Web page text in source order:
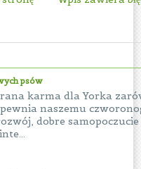
psów
karma dla Yorka
naszemu
dobre